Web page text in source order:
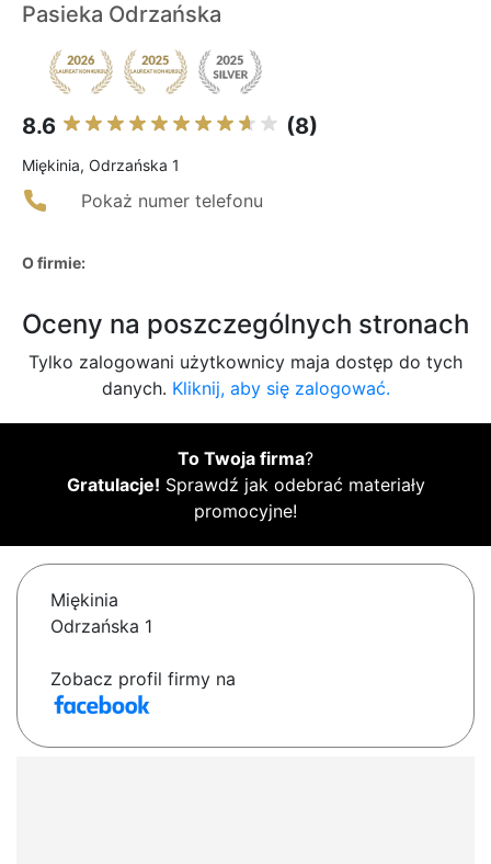
Pasieka Odrzańska
8.6 (8)
Miękinia, Odrzańska 1
Pokaż numer telefonu
O firmie:
Oceny na poszczególnych stronach
Tylko zalogowani użytkownicy maja dostęp do tych
danych. Kliknij, aby się zalogować.
To Twoja firma?
Gratulacje! Sprawdź jak odebrać materiały
promocyjne!
Miękinia
Odrzańska 1
Zobacz profil firmy na